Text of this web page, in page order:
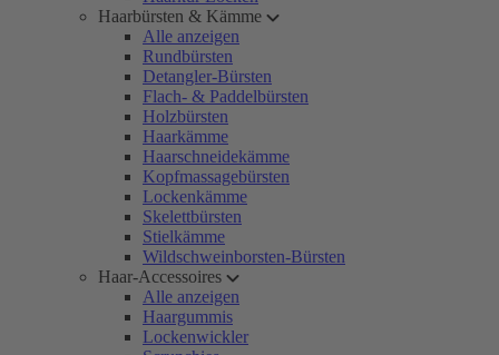
Haarbürsten & Kämme
Alle anzeigen
Rundbürsten
Detangler-Bürsten
Flach- & Paddelbürsten
Holzbürsten
Haarkämme
Haarschneidekämme
Kopfmassagebürsten
Lockenkämme
Skelettbürsten
Stielkämme
Wildschweinborsten-Bürsten
Haar-Accessoires
Alle anzeigen
Haargummis
Lockenwickler